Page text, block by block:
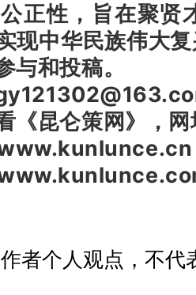
正性，旨在聚贤
现中华民族伟大
与和投稿。
昆仑策网》，网
者个人观点，不代